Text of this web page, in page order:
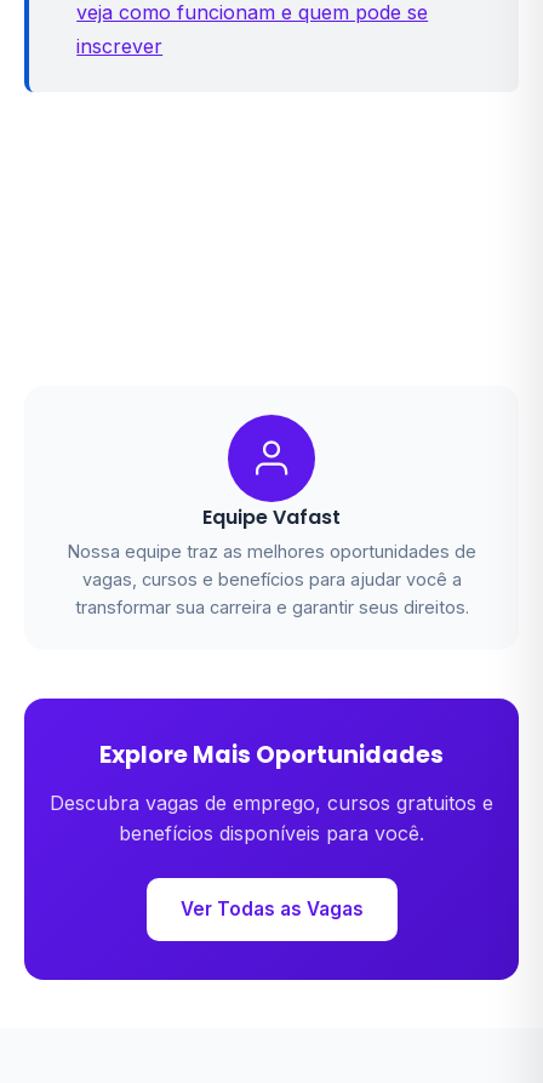
veja como funcionam e quem pode se
inscrever
Equipe Vafast
Nossa equipe traz as melhores oportunidades de
vagas, cursos e benefícios para ajudar você a
transformar sua carreira e garantir seus direitos.
Explore Mais Oportunidades
Descubra vagas de emprego, cursos gratuitos e
benefícios disponíveis para você.
Ver Todas as Vagas